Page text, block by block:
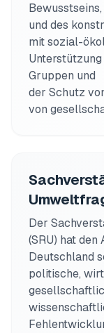
und des
mit sozial-
Gruppen und
der Schutz
Der
(SRU) hat
Deutschland
politische,